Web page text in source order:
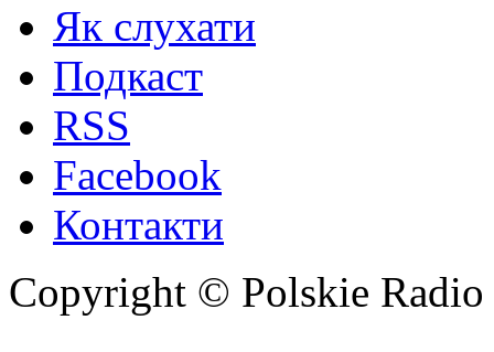
Як слухати
Подкаст
RSS
Facebook
Контакти
Copyright © Polskie